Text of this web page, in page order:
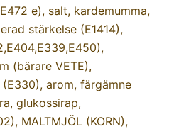
e), salt, kardemumma,
stärkelse (E1414),
(bärare VETE),
arom, färgämne
glukossirap,
MALTMJÖL (KORN),